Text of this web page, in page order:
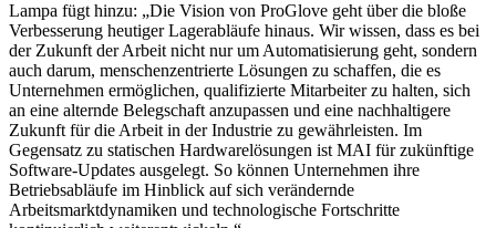
Lampa fügt hinzu: „Die Vision von ProGlove geht über die bloße
Verbesserung heutiger Lagerabläufe hinaus. Wir wissen, dass es bei
der Zukunft der Arbeit nicht nur um Automatisierung geht, sondern
auch darum, menschenzentrierte Lösungen zu schaffen, die es
Unternehmen ermöglichen, qualifizierte Mitarbeiter zu halten, sich
an eine alternde Belegschaft anzupassen und eine nachhaltigere
Zukunft für die Arbeit in der Industrie zu gewährleisten. Im
Gegensatz zu statischen Hardwarelösungen ist MAI für zukünftige
Software-Updates ausgelegt. So können Unternehmen ihre
Betriebsabläufe im Hinblick auf sich verändernde
Arbeitsmarktdynamiken und technologische Fortschritte